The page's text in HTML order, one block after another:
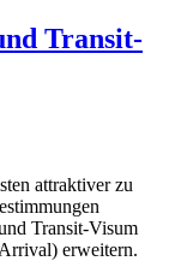
Transit-
attraktiver zu
Transit-Visum
erweitern.